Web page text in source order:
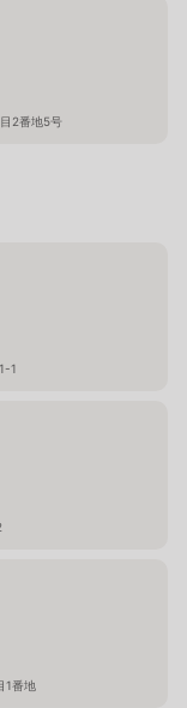
2番地5号
1
1番地